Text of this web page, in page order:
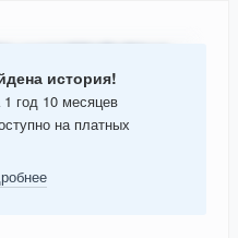
история!
год 10 месяцев
на платных